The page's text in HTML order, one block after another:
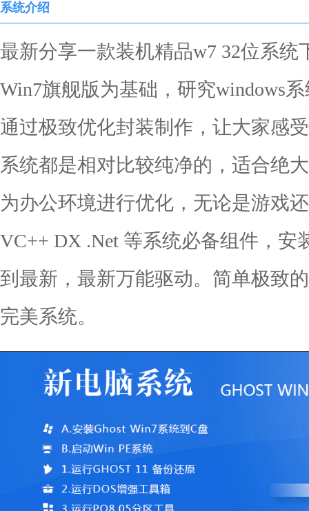
系统介绍
最新分享一款装机精品w7 32位系
Win7旗舰版为基础，研究windows
通过极致优化封装制作，让大家感
系统都是相对比较纯净的，适合绝
为办公环境进行优化，无论是游戏
VC++ DX .Net 等系统必备组件，安
到最新，最新万能驱动。简单极致
完美系统。